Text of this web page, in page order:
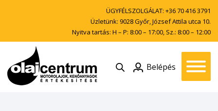
ÜGYFÉLSZOLGÁLAT: +36 70 416 3791
Üzletünk: 9028 Győr, József Attila utca 10.
Nyitva tartás: H – P: 8:00 – 17:00, Sz.: 8:00 – 12:00
Belépés